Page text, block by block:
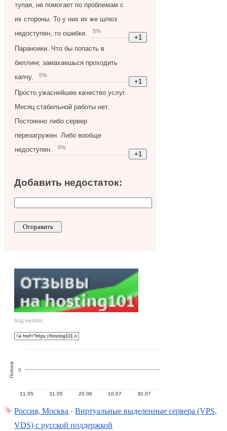
тупая, не помогает по проблемам с
их стороны. То у них их же шлюз
недоступен, то ошибки.
5%
Параноики. Что бы попасть в
биллинг, замахаешься проходить
капчу.
5%
Просто ужаснейшее качество услуг.
Месяц стабильной работы нет.
Постоянно либо сервер
перезагружен. Либо вообще
недоступен.
5%
Добавить недостаток:
Код кнопки:
11.05 31.05 20.06 10.07 30.07
0
Голоса
Россия, Москва ·Виртуальные выделенные сервера (VPS,
VDS) с русской поддержкой